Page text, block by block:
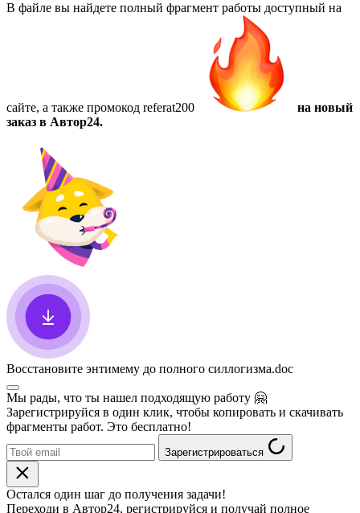
В файле вы найдете полный фрагмент работы доступный на
сайте, а также промокод referat200
на новый
заказ в Автор24.
Восстановите энтимему до полного силлогизма.doc
Мы рады, что ты нашел подходящую работу 🤗
Зарегистрируйся в один клик, чтобы копировать и скачивать
фрагменты работ. Это бесплатно!
Зарегистрироваться
Остался один шаг до получения задачи!
Переходи в Автор24, регистрируйся и получай полное